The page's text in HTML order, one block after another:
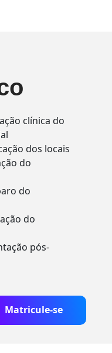
clínica do
dos locais
do
do
do
pós-
Matricule-se